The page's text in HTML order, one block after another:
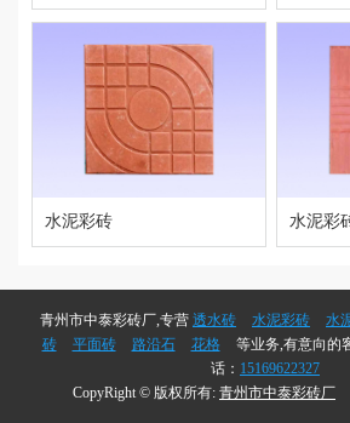
水泥彩砖 水泥彩
青州市中泰彩砖厂,专营 透水砖 水泥彩砖 水
砖
平面砖 路沿石 花格
等业务,有意向的
话： 15169622327
CopyRight © 版权所有: 青州市中泰彩砖厂